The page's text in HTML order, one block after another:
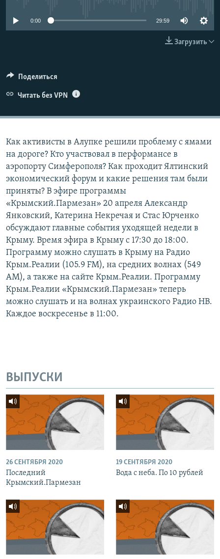
Все сайты RFE/RL
0:00 29:59
Загрузить
Поделиться
Читать без VPN
Как активисты в Алупке решили проблему с ямами
на дороге? Кто участвовал в перформансе в
аэропорту Симферополя? Как проходит Ялтинский
экономический форум и какие решения там были
приняты? В эфире программы
«Крымский.Пармезан» 20 апреля Александр
Янковский, Катерина Некречая и Стас Юрченко
обсуждают главные события уходящей недели в
Крыму. Время эфира в Крыму с 17:30 до 18:00.
Программу можно слушать в Крыму на Радио
Крым.Реалии (105.9 FM), на средних волнах (549
АМ), а также на сайте Крым.Реалии. Программу
Крым.Реалии «Крымский.Пармезан» теперь
можно слушать и на волнах украинского Радио НВ.
Каждое воскресенье в 11:00.
ВЫПУСКИ
26 СЕНТЯБРЯ 2020
Последний
Крымский.Пармезан
19 СЕНТЯБРЯ 2020
Вода с неба. По 10 рублей